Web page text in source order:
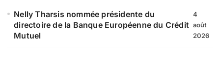
Nelly Tharsis nommée présidente du
directoire de la Banque Européenne du Crédit
Mutuel
4
août
2026